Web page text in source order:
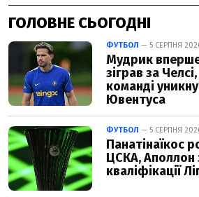
ГОЛОВНЕ СЬОГОДНІ
ФУТБОЛ — 5 СЕРПНЯ
Мудрик вперше
зіграв за
команді
Ювентуса
ФУТБОЛ — 5 СЕРПНЯ
Панатінаїкос
ЦСКА, Аполлон
кваліфікації